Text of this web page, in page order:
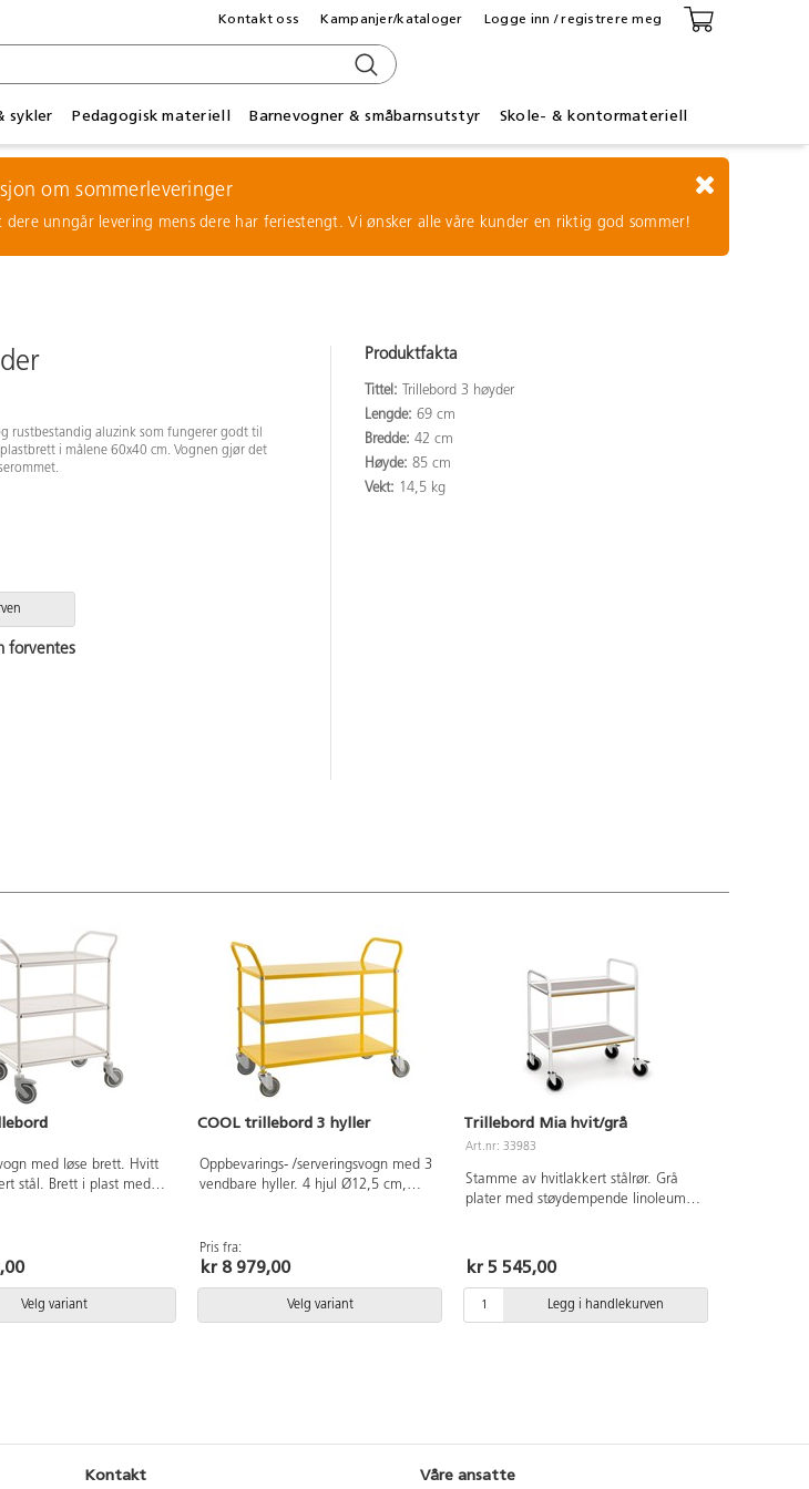
sykler Pedagogisk materiell Barnevogner & småbarnsutstyr Skole- & kontormateriell
Kontakt oss Kampanjer/kataloger Logge inn / registrere meg
om sommerleveringer
unngår levering mens dere har feriestengt. Vi ønsker alle våre kunder en riktig god sommer!
rustbestandig aluzink som fungerer godt til
i målene 60x40 cm. Vognen gjør det
forventes
Produktfakta
Tittel:
Trillebord 3 høyder
Lengde:69 cm
Bredde:42 cm
Høyde:85 cm
Vekt: 14,5 kg
med løse brett. Hvitt
stål. Brett i plast med
15,5 kg. Mål brett:
Mål vogn: 77x50x96 cm.
hylle: 82 cm,
hyllene: 29 cm.
Velg variant
COOL trillebord 3 hyller
Oppbevarings- /serveringsvogn med 3
vendbare hyller. 4 hjul Ø12,5 cm,
cm, høyde mellom hyllene 25 cm.
Mål på vogn: 108x48x94 cm, vekt 30
kg. Maks belastning 250 kg.
Pulverlakkert eller el-forsinket metall.
Pris fra:
kr 8 979,00
Velg variant
Trillebord Mia hvit/grå
Art.nr: 33983
Stamme av hvitlakkert stålrør. Grå
plater med støydempende linoleum.
belastning 100 kg. 2 låsbare hjul.
kr 5 545,00
Legg i handlekurven
Kontakt Våre ansatte